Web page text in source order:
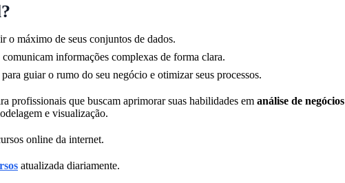
o máximo de seus conjuntos de dados.
informações complexas de forma clara.
guiar o rumo do seu negócio e otimizar seus processos.
profissionais que buscam aprimorar suas habilidades em análise de negócios
e visualização.
online da internet.
atualizada diariamente.